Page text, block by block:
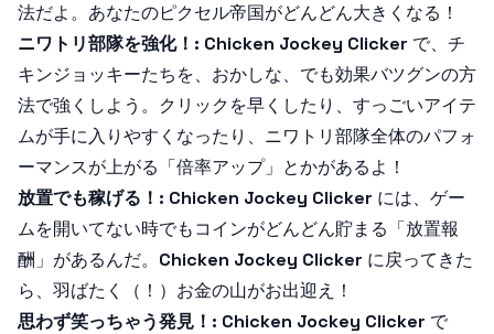
法だよ。あなたのピクセル帝国がどんどん大きくなる！
ニワトリ部隊を強化！: Chicken Jockey Clicker で、チ
キンジョッキーたちを、おかしな、でも効果バツグンの方
法で強くしよう。クリックを早くしたり、すっごいアイテ
ムが手に入りやすくなったり、ニワトリ部隊全体のパフォ
ーマンスが上がる「倍率アップ」とかがあるよ！
放置でも稼げる！: Chicken Jockey Clicker には、ゲー
ムを開いてない時でもコインがどんどん貯まる「放置報
酬」があるんだ。 Chicken Jockey Clicker に戻ってきた
ら、羽ばたく（！）お金の山がお出迎え！
思わず笑っちゃう発見！: Chicken Jockey Clicker で